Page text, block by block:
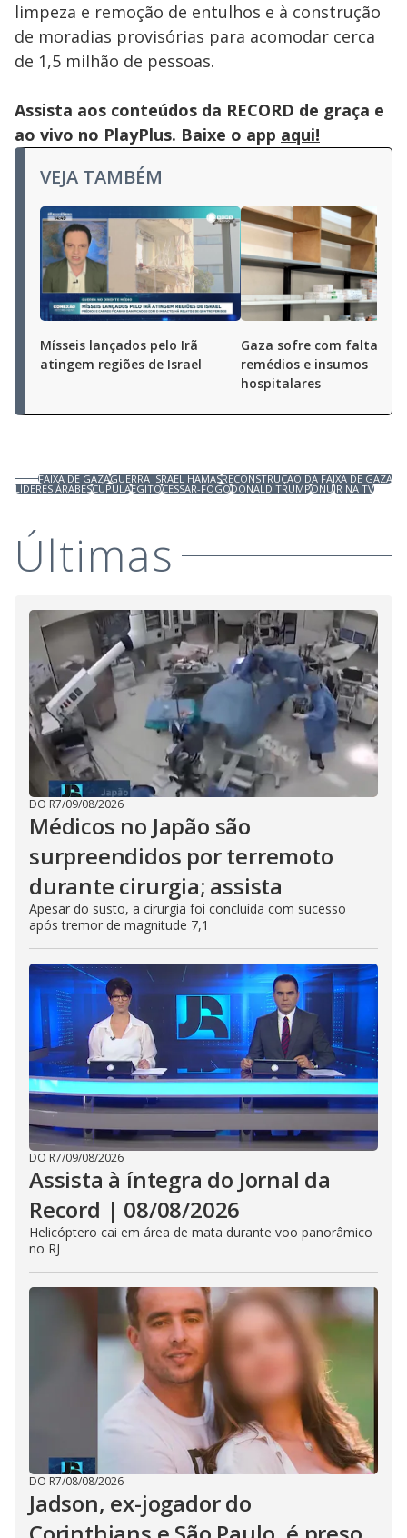
limpeza e remoção de entulhos e à construção
de moradias provisórias para acomodar cerca
de 1,5 milhão de pessoas.
Assista aos conteúdos da RECORD de graça e
ao vivo no PlayPlus. Baixe o app aqui!
VEJA TAMBÉM
Mísseis lançados pelo Irã
atingem regiões de Israel
Gaza sofre com falta de
remédios e insumos
hospitalares
FAIXA DE GAZAGUERRA ISRAEL HAMASRECONSTRUÇÃO DA FAIXA DE GAZA
LÍDERES ÁRABESCÚPULAEGITOCESSAR-FOGODONALD TRUMPONUJR NA TV
Últimas
DO R7/09/08/2026
Médicos no Japão são
surpreendidos por terremoto
durante cirurgia; assista
Apesar do susto, a cirurgia foi concluída com sucesso
após tremor de magnitude 7,1
DO R7/09/08/2026
Assista à íntegra do Jornal da
Record | 08/08/2026
Helicóptero cai em área de mata durante voo panorâmico
no RJ
DO R7/08/08/2026
Jadson, ex-jogador do